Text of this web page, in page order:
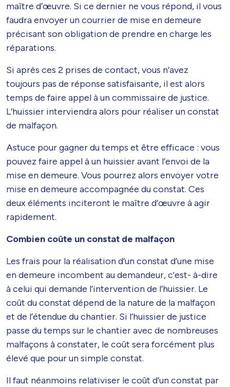
maître d’œuvre. Si ce dernier ne vous répond, il vous
faudra envoyer un courrier de mise en demeure
précisant son obligation de prendre en charge les
réparations.
Si après ces 2 prises de contact, vous n’avez
toujours pas de réponse satisfaisante, il est alors
temps de faire appel à un commissaire de justice.
L’huissier interviendra alors pour réaliser un constat
de malfaçon.
Astuce pour gagner du temps et être efficace : vous
pouvez faire appel à un huissier avant l’envoi de la
mise en demeure. Vous pourrez alors envoyer votre
mise en demeure accompagnée du constat. Ces
deux éléments inciteront le maître d’œuvre à agir
rapidement.
Combien coûte un constat de malfaçon
Les frais pour la réalisation d’un constat d’une mise
en demeure incombent au demandeur, c'est- à-dire
à celui qui demande l’intervention de l’huissier. Le
coût du constat dépend de la nature de la malfaçon
et de l’étendue du chantier. Si l’huissier de justice
passe du temps sur le chantier avec de nombreuses
malfaçons à constater, le coût sera forcément plus
élevé que pour un simple constat.
Il faut néanmoins relativiser le coût d’un constat par